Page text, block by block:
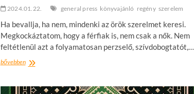
2024.01.22. general press könyvajánló regény szerelem
Ha bevallja, ha nem, mindenki az örök szerelmet keresi.
Megkockáztatom, hogy a férfiak is, nem csak a nők. Nem
feltétlenül azt a folyamatosan perzselő, szívdobogtatót,…
bővebbenKönyvajánló
Daverley: